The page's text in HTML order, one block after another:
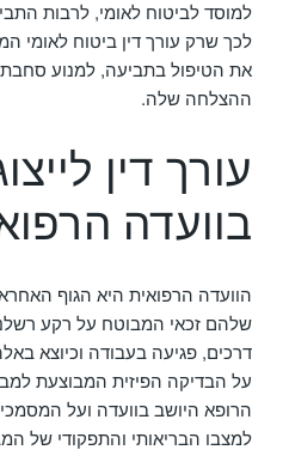
למוסד לביטוח לאומי, לרבות
לכך שרק עורך דין ביטוח לאומי
את הטיפול בתביעה, למנוע סחבת
ההצלחה שלה.
עורך דין
בוועדה
הוועדה הרפואית היא הגוף
שלהם זכאי המבוטח על רקע
דרכים, פגיעה בעבודה וכיוצא
על הבדיקה הפיזית המבוצעת
הרופא היושב בוועדה ועל
למצבו הבריאותי והתפקודי של